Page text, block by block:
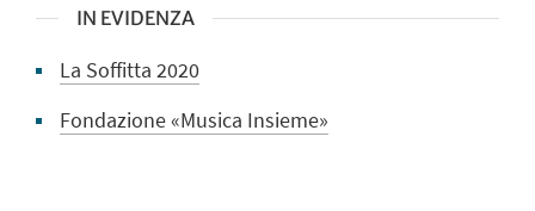
IN EVIDENZA
La Soffitta 2020
Fondazione «Musica Insieme»